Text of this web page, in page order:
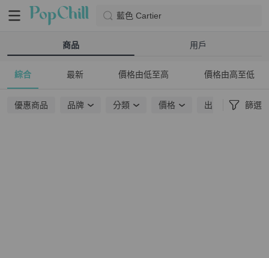
藍色 Cartier
商品 用戶
綜合 最新 價格由低至高 價格由高至低
優惠商品 品牌 分類 價格 出貨地點 篩選